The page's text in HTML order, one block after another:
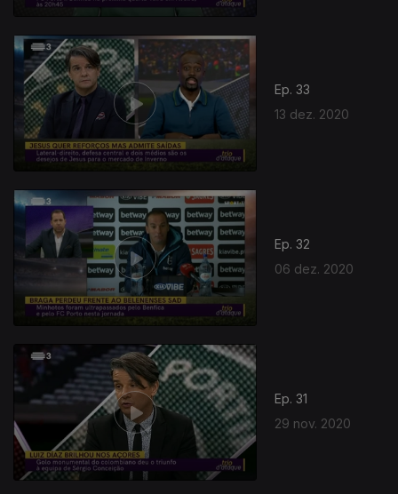
Ep. 33
13 dez. 2020
Ep. 32
06 dez. 2020
Ep. 31
29 nov. 2020